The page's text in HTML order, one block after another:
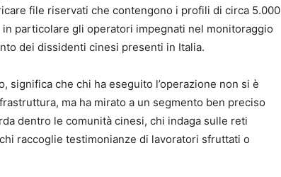
file riservati che contengono i profili di circa 5.000
in particolare gli operatori impegnati nel monitoraggio
dei dissidenti cinesi presenti in Italia.
significa che chi ha eseguito l’operazione non si è
ma ha mirato a un segmento ben preciso
dentro le comunità cinesi, chi indaga sulle reti
raccoglie testimonianze di lavoratori sfruttati o